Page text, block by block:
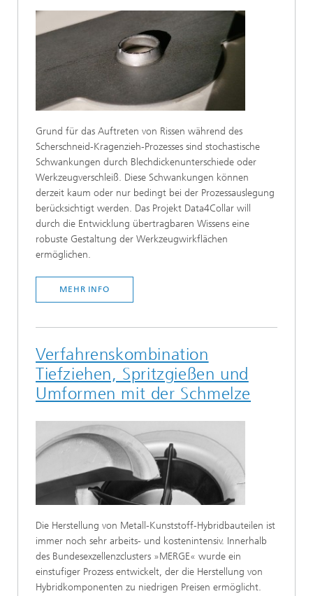
Grund für das Auftreten von Rissen während des
Scherschneid-Kragenzieh-Prozesses sind stochastische
Schwankungen durch Blechdickenunterschiede oder
Werkzeugverschleiß. Diese Schwankungen können
derzeit kaum oder nur bedingt bei der Prozessauslegung
berücksichtigt werden. Das Projekt Data4Collar will
durch die Entwicklung übertragbaren Wissens eine
robuste Gestaltung der Werkzeugwirkflächen
ermöglichen.
MEHR INFO
Verfahrenskombination
Tiefziehen, Spritzgießen und
Umformen mit der Schmelze
Die Herstellung von Metall-Kunststoff-Hybridbauteilen ist
immer noch sehr arbeits- und kostenintensiv. Innerhalb
des Bundesexzellenzclusters »MERGE« wurde ein
einstufiger Prozess entwickelt, der die Herstellung von
Hybridkomponenten zu niedrigen Preisen ermöglicht.